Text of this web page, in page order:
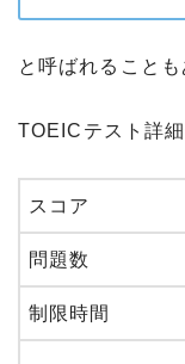
と呼ばれることも
TOEICテスト詳
スコア
問題数
制限時間